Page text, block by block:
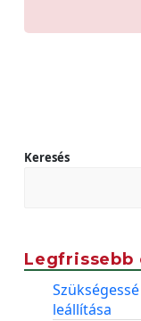
Keresés
Legfrissebb
leállítása